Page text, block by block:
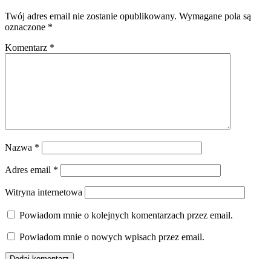
Twój adres email nie zostanie opublikowany. Wymagane pola są
oznaczone *
Komentarz *
Nazwa *
Adres email *
Witryna internetowa
Powiadom mnie o kolejnych komentarzach przez email.
Powiadom mnie o nowych wpisach przez email.